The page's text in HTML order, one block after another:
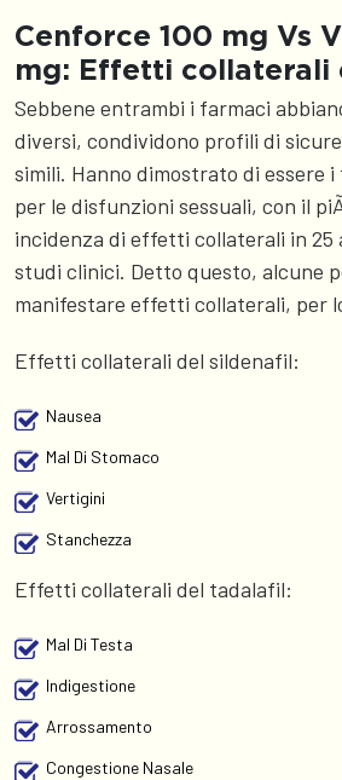
Cenforce 100 mg Vs
mg: Effetti collaterali
Sebbene entrambi i farmaci
diversi, condividono profili di
simili. Hanno dimostrato di essere i
per le disfunzioni sessuali, con il
incidenza di effetti collaterali in 25
studi clinici. Detto questo, alcune
manifestare effetti collaterali, per
Effetti collaterali del sildenafil:
Nausea
Mal Di Stomaco
Vertigini
Stanchezza
Effetti collaterali del tadalafil:
Mal Di Testa
Indigestione
Arrossamento
Congestione Nasale